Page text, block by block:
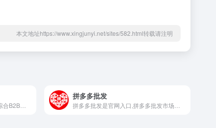
本文地址https://www.xingjunyi.net/sites/582.html转载请注明
拼多多批发